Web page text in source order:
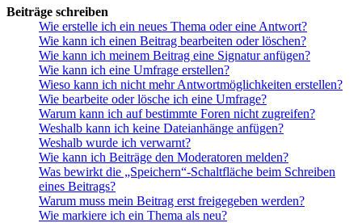
Beiträge schreiben
Wie erstelle ich ein neues Thema oder eine Antwort?
Wie kann ich einen Beitrag bearbeiten oder löschen?
Wie kann ich meinem Beitrag eine Signatur anfügen?
Wie kann ich eine Umfrage erstellen?
Wieso kann ich nicht mehr Antwortmöglichkeiten erstellen?
Wie bearbeite oder lösche ich eine Umfrage?
Warum kann ich auf bestimmte Foren nicht zugreifen?
Weshalb kann ich keine Dateianhänge anfügen?
Weshalb wurde ich verwarnt?
Wie kann ich Beiträge den Moderatoren melden?
Was bewirkt die „Speichern“-Schaltfläche beim Schreiben
eines Beitrags?
Warum muss mein Beitrag erst freigegeben werden?
Wie markiere ich ein Thema als neu?